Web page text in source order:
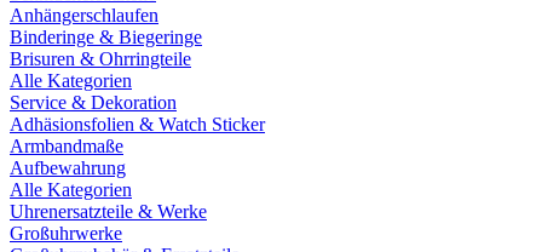
Anhängerschlaufen
Binderinge & Biegeringe
Brisuren & Ohrringteile
Alle Kategorien
Service & Dekoration
Adhäsionsfolien & Watch Sticker
Armbandmaße
Aufbewahrung
Alle Kategorien
Uhrenersatzteile & Werke
Großuhrwerke